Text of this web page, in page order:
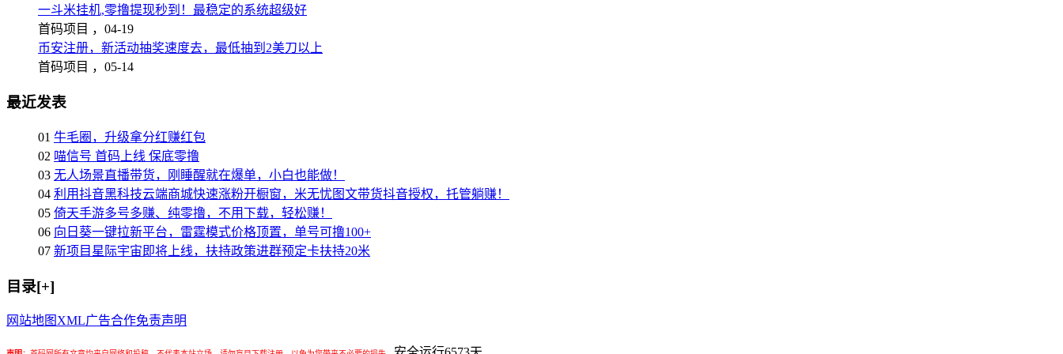
一斗米挂机,零撸提现秒到！最稳定的系统超级好
首码项目 ， 04-19
币安注册，新活动抽奖速度去，最低抽到2美刀以上
首码项目 ， 05-14
最近发表
01 牛毛圈，升级拿分红赚红包
02 喵信号 首码上线 保底零撸
03 无人场景直播带货，刚睡醒就在爆单，小白也能做！
04 利用抖音黑科技云端商城快速涨粉开橱窗，米无忧图文带货抖音授权，托管躺赚！
05 倚天手游多号多赚、纯零撸，不用下载，轻松赚！
06 向日葵一键拉新平台，雷霆模式价格顶置，单号可撸100+
07 新项目星际宇宙即将上线，扶持政策进群预定卡扶持20米
目录[+]
网站地图 XML广告合作免责声明